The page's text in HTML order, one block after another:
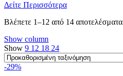
Δείτε Περισσότερα
Βλέπετε 1–12 από 14 αποτελέσματα
Show column
Show 9 12 18 24
-29%